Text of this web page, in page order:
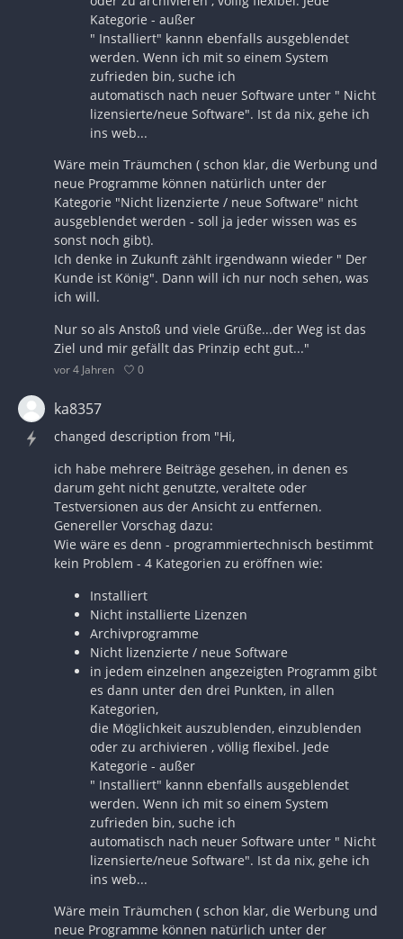
Kategorie - außer
" Installiert" kannn ebenfalls ausgeblendet
werden. Wenn ich mit so einem System
zufrieden bin, suche ich
automatisch nach neuer Software unter " Nicht
lizensierte/neue Software". Ist da nix, gehe ich
ins web...
Wäre mein Träumchen ( schon klar, die Werbung und
neue Programme können natürlich unter der
Kategorie "Nicht lizenzierte / neue Software" nicht
ausgeblendet werden - soll ja jeder wissen was es
sonst noch gibt).
Ich denke in Zukunft zählt irgendwann wieder " Der
Kunde ist König". Dann will ich nur noch sehen, was
ich will.
Nur so als Anstoß und viele Grüße...der Weg ist das
Ziel und mir gefällt das Prinzip echt gut..."
vor 4 Jahren 0
ka8357
changed description from "Hi,
ich habe mehrere Beiträge gesehen, in denen es
darum geht nicht genutzte, veraltete oder
Testversionen aus der Ansicht zu entfernen.
Genereller Vorschag dazu:
Wie wäre es denn - programmiertechnisch bestimmt
kein Problem - 4 Kategorien zu eröffnen wie:
Installiert
Nicht installierte Lizenzen
Archivprogramme
Nicht lizenzierte / neue Software
in jedem einzelnen angezeigten Programm gibt
es dann unter den drei Punkten, in allen
Kategorien,
die Möglichkeit auszublenden, einzublenden
oder zu archivieren , völlig flexibel. Jede
Kategorie - außer
" Installiert" kannn ebenfalls ausgeblendet
werden. Wenn ich mit so einem System
zufrieden bin, suche ich
automatisch nach neuer Software unter " Nicht
lizensierte/neue Software". Ist da nix, gehe ich
ins web...
Wäre mein Träumchen ( schon klar, die Werbung und
neue Programme können natürlich unter der